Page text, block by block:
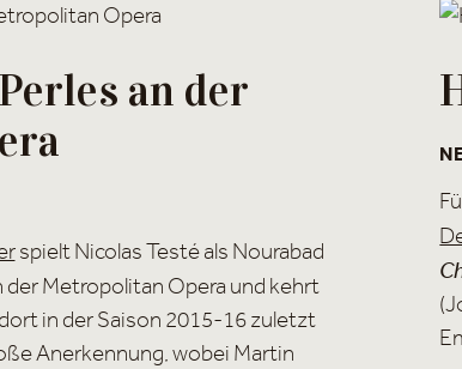
an der
spielt Nicolas Testé als Nourabad
der Metropolitan Opera und kehrt
in der Saison 2015-16 zuletzt
Anerkennung, wobei Martin